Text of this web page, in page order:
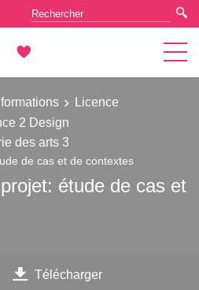
Licence
2 Design
des arts 3
de cas et de contextes
étude de cas et
Télécharger